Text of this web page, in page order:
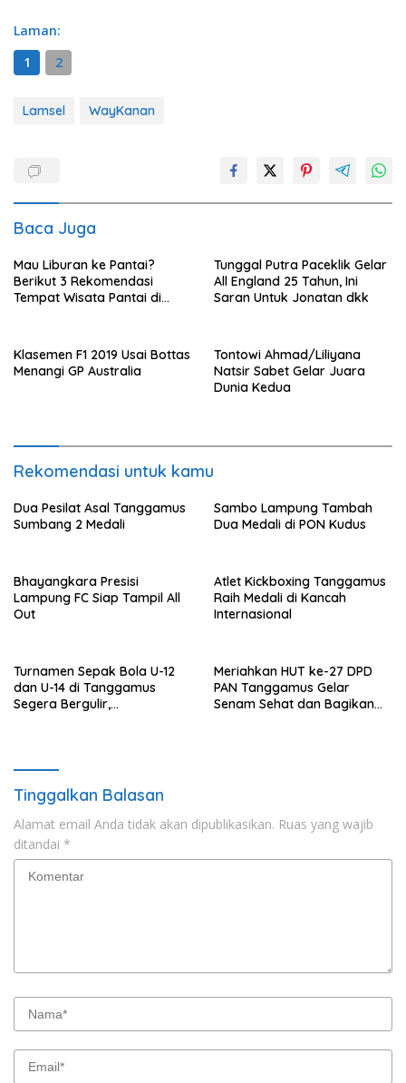
Laman:
1
2
Lamsel WayKanan
Baca Juga
Mau Liburan ke Pantai?
Berikut 3 Rekomendasi
Tempat Wisata Pantai di
Tunggal Putra Paceklik Gelar
All England 25 Tahun, Ini
Saran Untuk Jonatan dkk
Klasemen F1 2019 Usai Bottas
Menangi GP Australia
Tontowi Ahmad/Liliyana
Natsir Sabet Gelar Juara
Dunia Kedua
Rekomendasi untuk kamu
Dua Pesilat Asal Tanggamus
Sumbang 2 Medali
Sambo Lampung Tambah
Dua Medali di PON Kudus
Bhayangkara Presisi
Lampung FC Siap Tampil All
Out
Atlet Kickboxing Tanggamus
Raih Medali di Kancah
Internasional
Turnamen Sepak Bola U-12
dan U-14 di Tanggamus
Segera Bergulir,
Meriahkan HUT ke-27 DPD
PAN Tanggamus Gelar
Senam Sehat dan Bagikan
Tinggalkan Balasan
Alamat email Anda tidak akan dipublikasikan. Ruas yang wajib
ditandai *